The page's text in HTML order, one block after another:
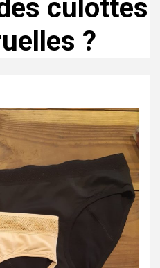
culottes
?